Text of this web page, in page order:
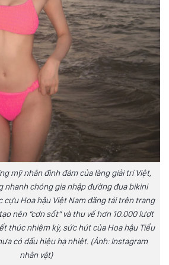
mỹ nhân đình đám của làng giải trí Việt,
nhanh chóng gia nhập đường đua bikini
cựu Hoa hậu Việt Nam đăng tải trên trang
nên “cơn sốt” và thu về hơn 10.000 lượt
thúc nhiệm kỳ, sức hút của Hoa hậu Tiểu
có dấu hiệu hạ nhiệt. (Ảnh: Instagram
nhân vật)